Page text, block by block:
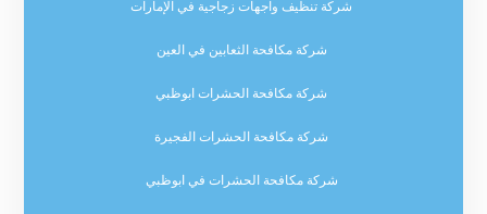
شركة تنظيف واجهات زجاجية في الإمارات
شركة مكافحة الثعابين في العين
شركة مكافحة الحشرات ابوظبي
شركة مكافحة الحشرات الفجيرة
شركة مكافحة الحشرات في ابوظبي